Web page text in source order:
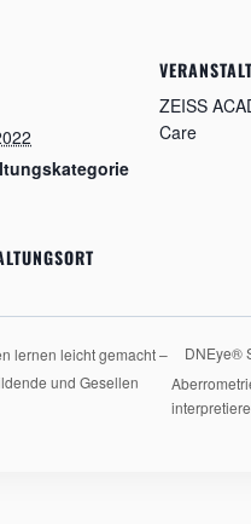
ZEISS
Care
lernen leicht gemacht –
und Gesellen
DNEye®